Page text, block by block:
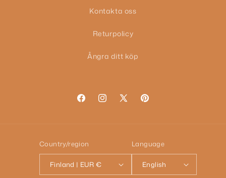
Kontakta oss
Returpolicy
Ångra ditt köp
FacebookInstagram
X
Pinterest
Country/region
Finland | EUR €
Language
English